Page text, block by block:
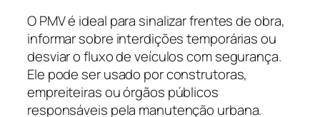
O PMV é ideal para sinalizar frentes de obra,
informar sobre interdições temporárias ou
desviar o fluxo de veículos com segurança.
Ele pode ser usado por construtoras,
empreiteiras ou órgãos públicos
responsáveis pela manutenção urbana.